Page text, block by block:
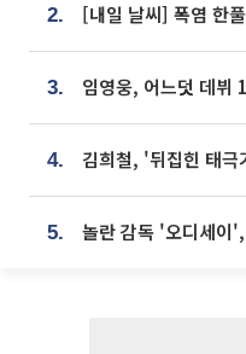
2.
3.
4.
5.